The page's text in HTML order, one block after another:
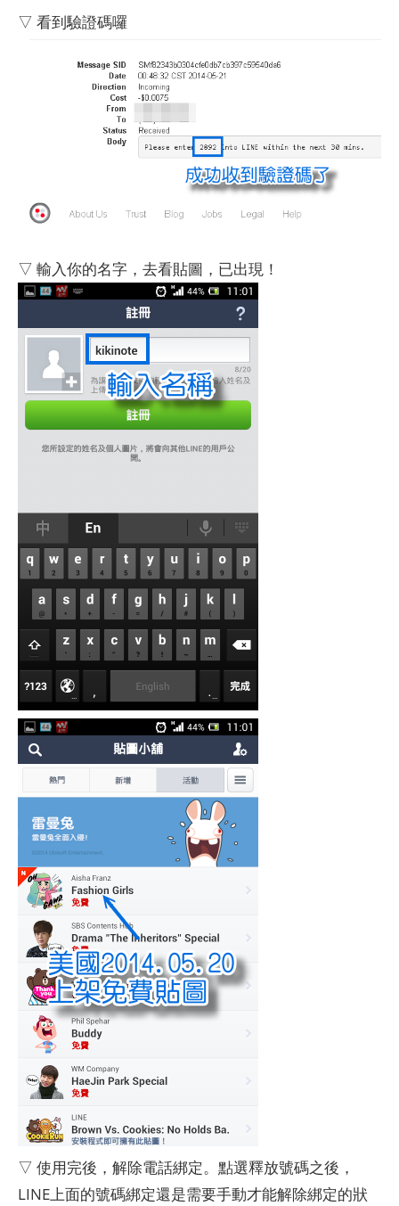
▽ 看到驗證碼囉
▽ 輸入你的名字，去看貼圖，已出現！
▽ 使用完後，解除電話綁定。點選釋放號碼之後，
LINE上面的號碼綁定還是需要手動才能解除綁定的狀